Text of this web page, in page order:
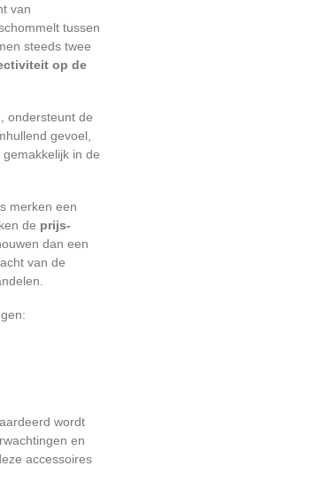
van
tussen
steeds twee
op de
ondersteunt de
gevoel,
in de
merken een
de prijs-
dan een
van de
wordt
en
accessoires